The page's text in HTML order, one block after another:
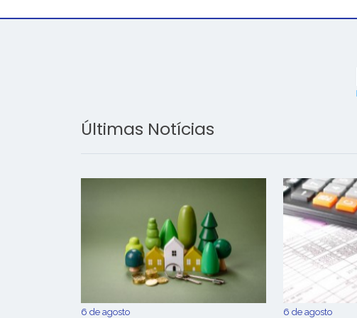
Últimas Notícias
6 de agosto 6 de agosto